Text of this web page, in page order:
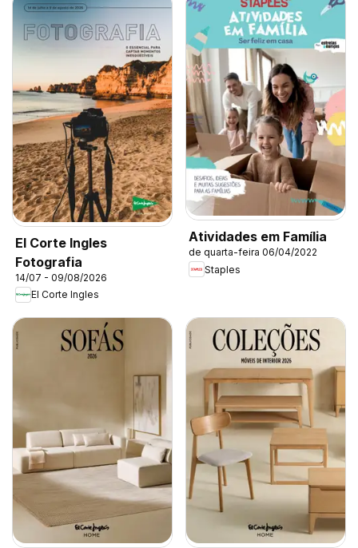
El Corte Ingles
Fotografia
14/07 - 09/08/2026
El Corte Ingles
Atividades em Família
de quarta-feira 06/04/2022
Staples